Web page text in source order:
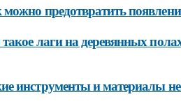
предотвратить
лаги на деревянных
инструменты и материалы